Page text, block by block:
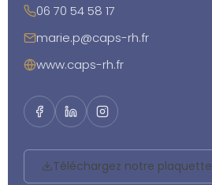
06 70 54 58 17
marie.p@caps-rh.fr
www.caps-rh.fr
Téléchargez notre plaquette